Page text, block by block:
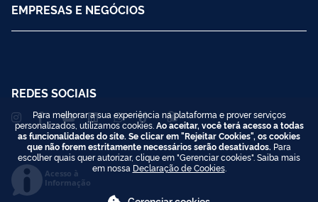
EMPRESAS E NEGÓCIOS
REDES SOCIAIS
Acesso à
Informação
Para melhorar a sua experiência na plataforma e prover serviços
personalizados, utilizamos cookies. Ao aceitar, você terá acesso a todas
as funcionalidades do site. Se clicar em "Rejeitar Cookies", os cookies
que não forem estritamente necessários serão desativados. Para
escolher quais quer autorizar, clique em "Gerenciar cookies". Saiba mais
em nossa Declaração de Cookies.